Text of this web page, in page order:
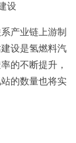
设
产业链上游制
设是氢燃料汽
的不断提升，
的数量也将实